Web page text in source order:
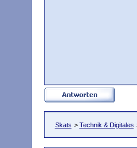
Skats > Technik & Digitales